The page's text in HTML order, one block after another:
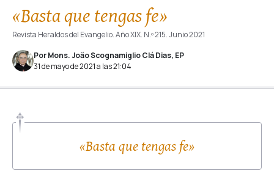
«Basta que tengas fe»
Revista Heraldos del Evangelio. Año XIX. N.º 215. Junio 2021
Por Mons. João Scognamiglio Clá Dias, EP
31 de mayo de 2021 a las 21:04
«Basta que tengas fe»